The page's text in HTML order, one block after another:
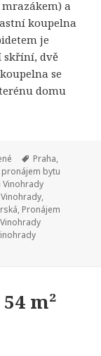
a
koupelna
je
skříní, dvě
se
domu
Štítky:
Praha,
pronájem bytu
Vinohrady
,
, Pronájem
m²